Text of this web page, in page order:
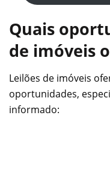
Quais
de imóveis
Leilões de imóveis
oportunidades,
informado: